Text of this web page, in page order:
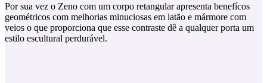
Por sua vez o Zeno com um corpo retangular apresenta benefícos
geométricos com melhorias minuciosas em latão e mármore com
veios o que proporciona que esse contraste dê a qualquer porta um
estilo escultural perdurável.